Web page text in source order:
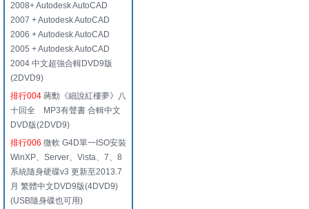
2008+ Autodesk AutoCAD
2007 + Autodesk AutoCAD
2006 + Autodesk AutoCAD
2005 + Autodesk AutoCAD
2004 中文超強合輯DVD9版
(2DVD9)
排行004 蔣勳《細說紅樓夢》八
十回全 MP3有聲書 合輯中文
DVD版(2DVD9)
排行006 微軟 G4D單一ISO安裝
WinXP、Server、Vista、7、8
系統隨身硬碟v3 更新至2013.7
月 繁體中文DVD9版(4DVD9)
(USB隨身碟也可用)